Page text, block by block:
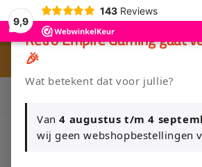
9,9
143 Reviews
passer
au
contenu
Klik Hier en Verkoop je Game of TCG
Nieuw: zoek je Magic-deck automatisch op
Retro Empire Gaming gaat
🎉
Wat betekent dat voor jullie?
Van4 augustus t/m 4
wij geen webshopbestellingen